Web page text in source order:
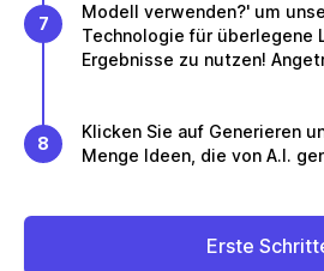
7
Modell verwenden?' um
Technologie für überlegene
Ergebnisse zu nutzen!
8
Klicken Sie auf Generieren
Menge Ideen, die von A.I.
Erste